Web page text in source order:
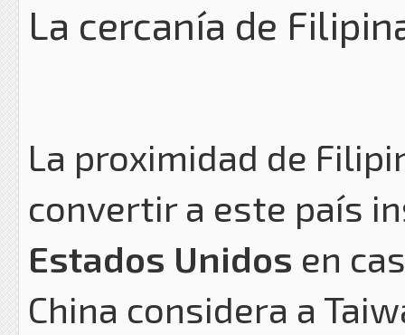
La cercanía de
La proximidad de
convertir a este país
Estados Unidos en
China considera a